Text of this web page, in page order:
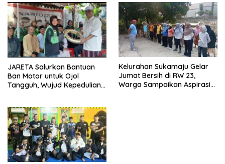
JARETA Salurkan Bantuan
Ban Motor untuk Ojol
Tangguh, Wujud Kepedulian
Kelurahan Sukamaju Gelar
Jumat Bersih di RW 23,
Warga Sampaikan Aspirasi